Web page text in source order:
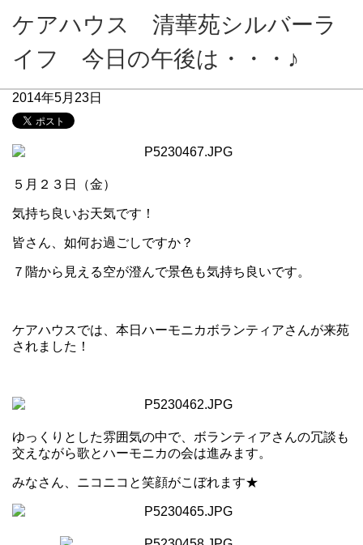
ケアハウス 清華苑シルバーラ
イフ 今日の午後は・・・♪
2014年5月23日
５月２３日（金）
気持ち良いお天気です！
皆さん、如何お過ごしですか？
７階から見える空が澄んで景色も気持ち良いです。
ケアハウスでは、本日ハーモニカボランティアさんが来苑
されました！
ゆっくりとした雰囲気の中で、ボランティアさんの冗談も
交えながら歌とハーモニカの会は進みます。
みなさん、ニコニコと笑顔がこぼれます★